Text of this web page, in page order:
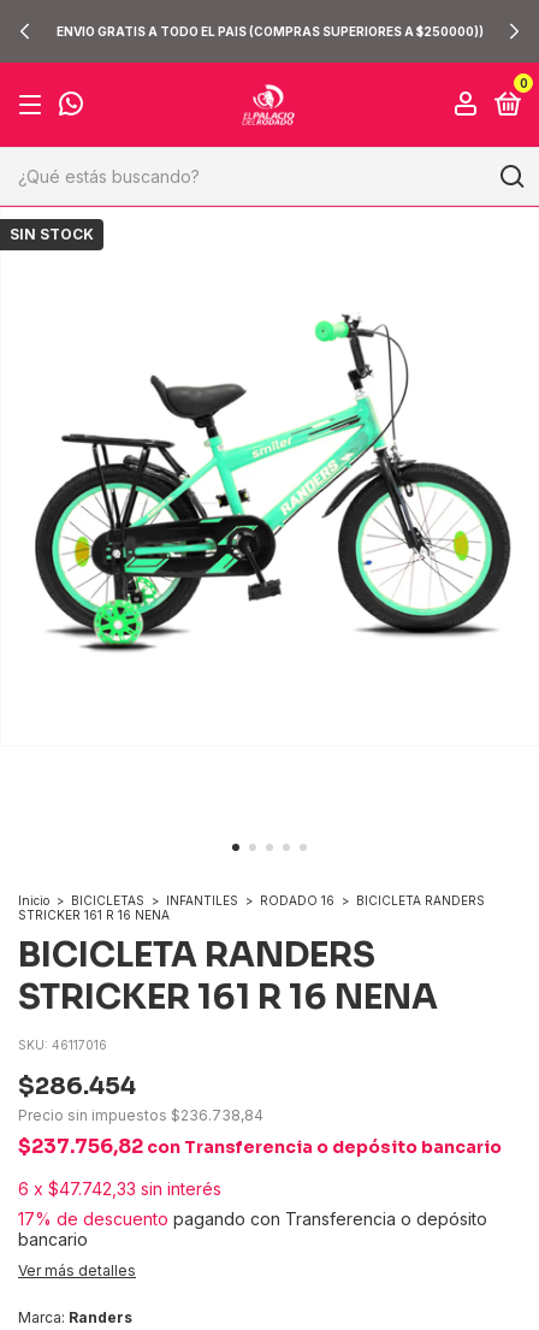
ENVIO GRATIS A TODO EL PAIS (COMPRAS SUPERIORES A $250000))
0
SIN STOCK
Inicio > BICICLETAS > INFANTILES > RODADO 16 > BICICLETA RANDERS
STRICKER 161 R 16 NENA
BICICLETA RANDERS
STRICKER 161 R 16 NENA
SKU: 46117016
$286.454
Precio sin impuestos $236.738,84
$237.756,82 con Transferencia o depósito bancario
6 x $47.742,33 sin interés
17% de descuento pagando con Transferencia o depósito
bancario
Ver más detalles
Marca: Randers